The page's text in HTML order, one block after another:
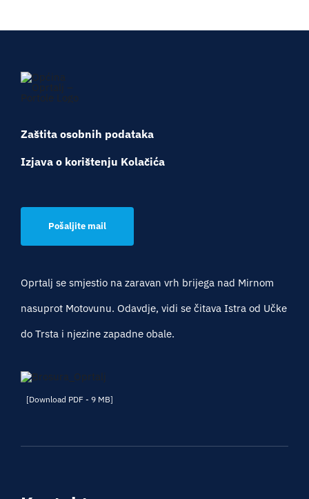
Zaštita osobnih podataka
Izjava o korištenju Kolačića
Pošaljite mail
Oprtalj se smjestio na zaravan vrh brijega nad Mirnom
nasuprot Motovunu. Odavdje, vidi se čitava Istra od Učke
do Trsta i njezine zapadne obale.
[Download PDF - 9 MB]